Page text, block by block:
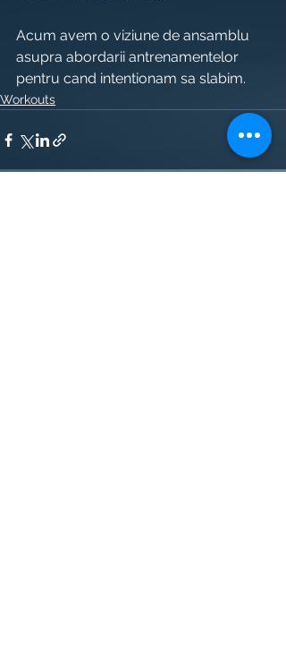
Acum avem o viziune de ansamblu
asupra abordarii antrenamentelor
pentru cand intentionam sa slabim.
Workouts